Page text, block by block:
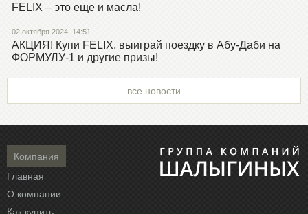
FELIX – это еще и масла!
02 октября 2024, 14:51
АКЦИЯ! Купи FELIX, выиграй поездку в Абу-Даби на
ФОРМУЛУ-1 и другие призы!
все новости
Компания
Главная
О компании
Как купить